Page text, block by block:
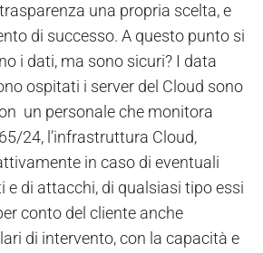
una propria scelta, e
di successo. A questo punto si
i dati, ma sono sicuri? I data
ospitati i server del Cloud sono
un personale che monitora
24, l’infrastruttura Cloud,
in caso di eventuali
di attacchi, di qualsiasi tipo essi
conto del cliente anche
di intervento, con la capacità e